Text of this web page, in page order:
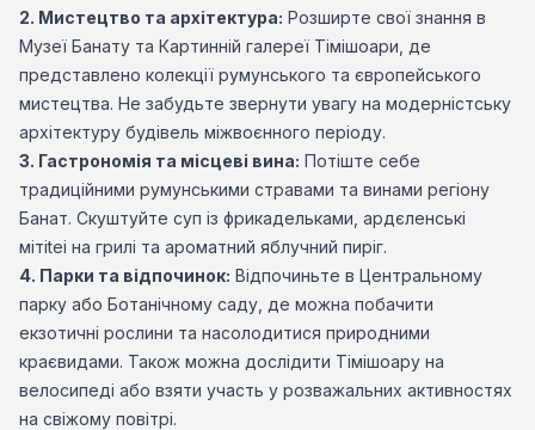
2. Мистецтво та архітектура: Розширте свої знання в
Музеї Банату та Картинній галереї Тімішоари, де
представлено колекції румунського та європейського
мистецтва. Не забудьте звернути увагу на модерністську
архітектуру будівель міжвоєнного періоду.
3. Гастрономія та місцеві вина: Потіште себе
традиційними румунськими стравами та винами регіону
Банат. Скуштуйте суп із фрикадельками, ардєленські
мітitei на грилі та ароматний яблучний пиріг.
4. Парки та відпочинок: Відпочиньте в Центральному
парку або Ботанічному саду, де можна побачити
екзотичні рослини та насолодитися природними
краєвидами. Також можна дослідити Тімішоару на
велосипеді або взяти участь у розважальних активностях
на свіжому повітрі.